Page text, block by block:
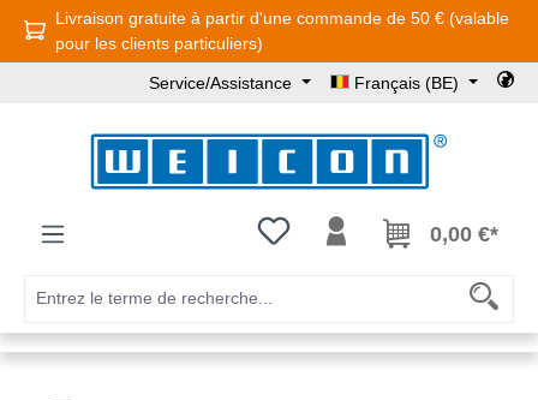
Passer au contenu principal
Livraison gratuite à partir d'une commande de 50 € (valable
pour les clients particuliers)
Service/Assistance Français (BE)
Vous avez 0 articles dans votre
0,00 €*